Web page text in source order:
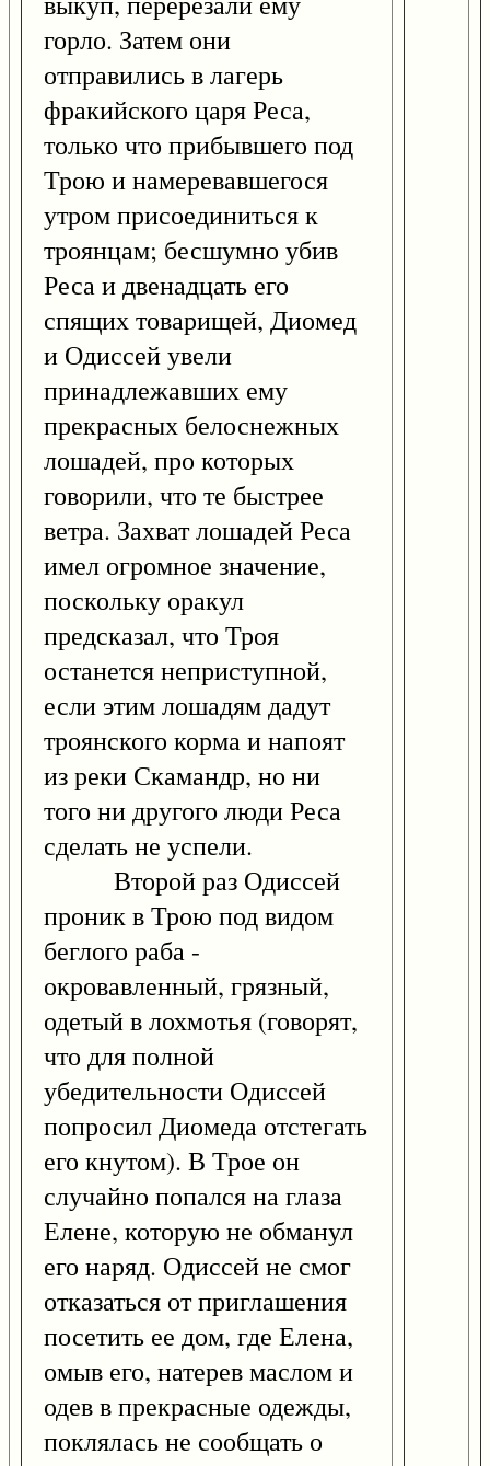
горло. Затем они
отправились в лагерь
фракийского царя Реса,
только что прибывшего под
Трою и намеревавшегося
утром присоединиться к
троянцам; бесшумно убив
Реса и двенадцать его
спящих товарищей, Диомед
и Одиссей увели
принадлежавших ему
прекрасных белоснежных
лошадей, про которых
говорили, что те быстрее
ветра. Захват лошадей Реса
имел огромное значение,
поскольку оракул
предсказал, что Троя
останется неприступной,
если этим лошадям дадут
троянского корма и напоят
из реки Скамандр, но ни
того ни другого люди Реса
сделать не успели.
Второй раз Одиссей
проник в Трою под видом
беглого раба -
окровавленный, грязный,
одетый в лохмотья (говорят,
что для полной
убедительности Одиссей
попросил Диомеда отстегать
его кнутом). В Трое он
случайно попался на глаза
Елене, которую не обманул
его наряд. Одиссей не смог
отказаться от приглашения
посетить ее дом, где Елена,
омыв его, натерев маслом и
одев в прекрасные одежды,
поклялась не сообщать о